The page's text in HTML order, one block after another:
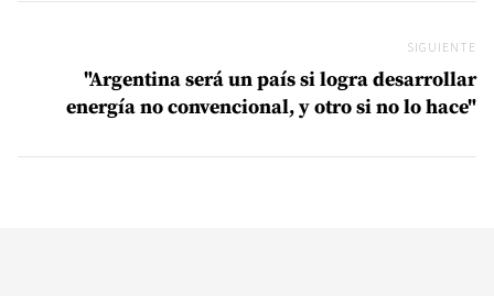
SIGUIENTE
"Argentina será un país si logra desarrollar
energía no convencional, y otro si no lo hace"